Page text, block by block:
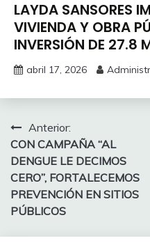
LAYDA SANSORES
VIVIENDA Y OBRA
INVERSIÓN DE 27.8
abril 17, 2026
Navegación
de
entradas
Anterior:
CON CAMPAÑA “AL
DENGUE LE DECIMOS
CERO”, FORTALECEMOS
PREVENCIÓN EN SITIOS
PÚBLICOS